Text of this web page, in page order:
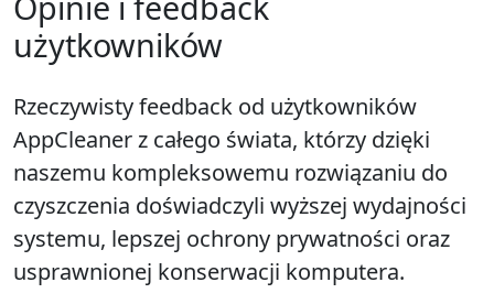
użytkowników
Rzeczywisty feedback od użytkowników
AppCleaner z całego świata, którzy dzięki
naszemu kompleksowemu rozwiązaniu do
czyszczenia doświadczyli wyższej wydajności
systemu, lepszej ochrony prywatności oraz
usprawnionej konserwacji komputera.